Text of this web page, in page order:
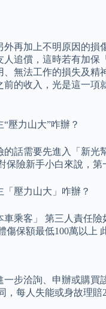
再加上不明原因的
追償，這時若有加
無法工作的損失及
的收入，光是這一
壓力山大”咋辦？
話需要先進入「新
險新手小白來說，第
壓力山大」咋辦？
乘客」 第三人責任
保額最低100萬以上
步洽詢、申辦或購
每人失能或身故理